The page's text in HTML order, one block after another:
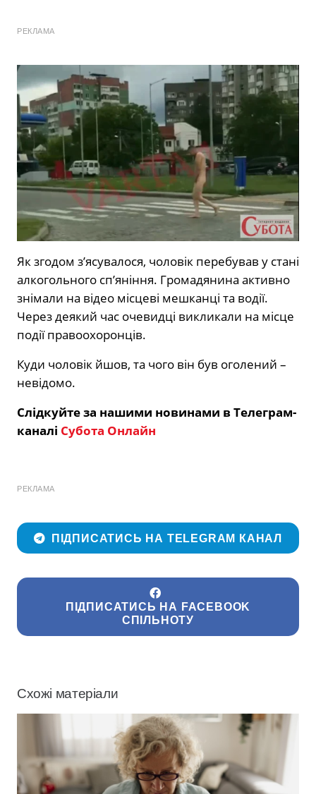
РЕКЛАМА
Як згодом з’ясувалося, чоловік перебував у стані
алкогольного сп’яніння. Громадянина активно
знімали на відео місцеві мешканці та водії.
Через деякий час очевидці викликали на місце
події правоохоронців.
Куди чоловік йшов, та чого він був оголений –
невідомо.
Слідкуйте за нашими новинами в Телеграм-
каналі Субота Онлайн
РЕКЛАМА
ПІДПИСАТИСЬ НА TELEGRAM КАНАЛ
ПІДПИСАТИСЬ НА FACEBOOK
СПІЛЬНОТУ
Схожі матеріали